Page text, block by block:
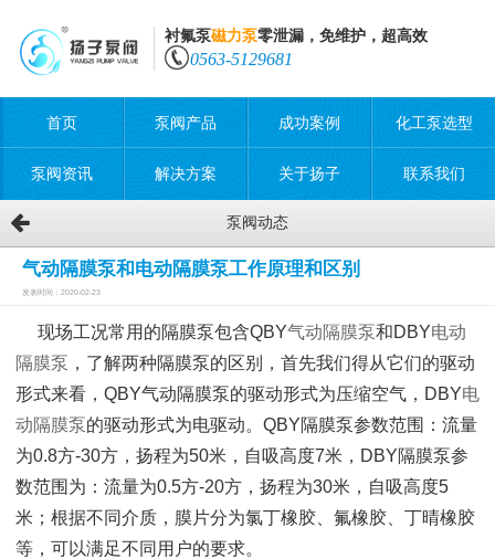
衬氟泵磁力泵零泄漏，免维护，超高效
0563-5129681
首页 泵阀产品 成功案例 化工泵选型
泵阀资讯 解决方案 关于扬子 联系我们
泵阀动态
气动隔膜泵和电动隔膜泵工作原理和区别
发表时间：2020-02-23
现场工况常用的隔膜泵包含QBY气动隔膜泵和DBY电动
隔膜泵 ，了解两种隔膜泵的区别，首先我们得从它们的驱动
形式来看，QBY气动隔膜泵的驱动形式为压缩空气，DBY电
动隔膜泵的驱动形式为电驱动。QBY隔膜泵参数范围：流量
为0.8方-30方，扬程为50米，自吸高度7米，DBY隔膜泵参
数范围为：流量为0.5方-20方，扬程为30米，自吸高度5
米；根据不同介质，膜片分为氯丁橡胶、氟橡胶、丁晴橡胶
等，可以满足不同用户的要求。